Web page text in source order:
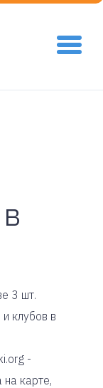
3 шт.
клубов в
-
карте,